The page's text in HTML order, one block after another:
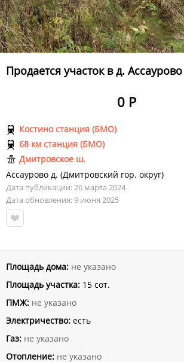
Продается участок в д. Ассаурово
0 Р
Костино станция (БМО)
68 км станция (БМО)
Дмитровское ш.
Ассаурово д. (Дмитровский гор. округ)
Дата публикации: 26 марта 2024
Дата обновления: 9 июня 2025
Площадь дома: не указано
Площадь участка: 15 сот.
ПМЖ: не указано
Электричество: есть
Газ: не указано
Отопление: не указано